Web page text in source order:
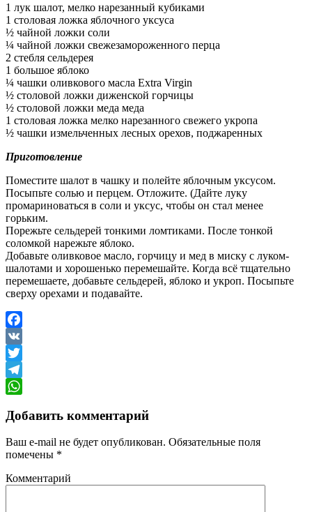
1 лук шалот, мелко нарезанный кубиками
1 столовая ложка яблочного уксуса
½ чайной ложки соли
¼ чайной ложки свежезамороженного перца
2 стебля сельдерея
1 большое яблоко
¼ чашки оливкового масла Extra Virgin
½ столовой ложки диженской горчицы
½ столовой ложки меда меда
1 столовая ложка мелко нарезанного свежего укропа
½ чашки измельченных лесных орехов, поджаренных
Приготовление
Поместите шалот в чашку и полейте яблочным уксусом.
Посыпьте солью и перцем. Отложите. (Дайте луку
промариноваться в соли и уксус, чтобы он стал менее
горьким.
Порежьте сельдерей тонкими ломтиками. После тонкой
соломкой нарежьте яблоко.
Добавьте оливковое масло, горчицу и мед в миску с луком-
шалотами и хорошенько перемешайте. Когда всё тщательно
перемешаете, добавьте сельдерей, яблоко и укроп. Посыпьте
сверху орехами и подавайте.
Facebook
VK
Twitter
Telegram
Добавить комментарий
Ваш e-mail не будет опубликован. Обязательные поля
помечены *
Комментарий